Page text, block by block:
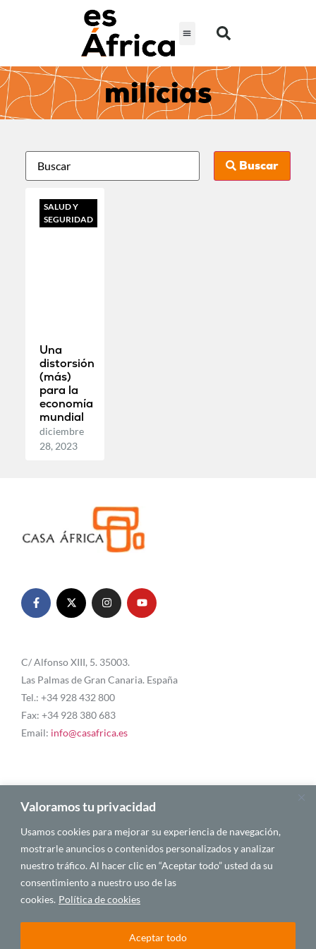
Valoramos tu privacidad
Usamos cookies para mejorar su experiencia de navegación,
mostrarle anuncios o contenidos personalizados y analizar
nuestro tráfico. Al hacer clic en “Aceptar todo” usted da su
consentimiento a nuestro uso de las
cookies. Política de cookies
Aceptar todo
milicias
Buscar
SALUD Y
SEGURIDAD
Una
distorsión
(más)
para la
economía
mundial
diciembre
28, 2023
C/ Alfonso XIII, 5. 35003.
Las Palmas de Gran Canaria. España
Tel.: +34 928 432 800
Fax: +34 928 380 683
Email: info@casafrica.es
Blog
Quiénes somos
Autores
Español